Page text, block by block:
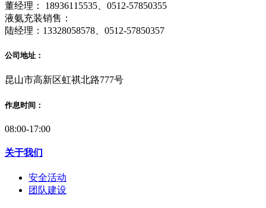
董经理： 18936115535、0512-57850355
液氨充装销售：
陆经理：13328058578、0512-57850357
公司地址：
昆山市高新区虹祺北路777号
作息时间：
08:00-17:00
关于我们
安全活动
团队建设